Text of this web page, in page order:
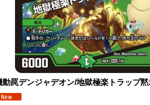
動罠デンジャデオン/地獄極楽トラップ